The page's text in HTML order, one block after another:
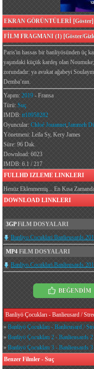
EKRAN GÖRÜNTÜLERİ [Göster]
FİLM FRAGMANI (1) [Göster/
Paris'in hassas bir banliyösünden üç
yaşındaki küçük kardeş olan
zorundadır: ya avukat ağabeyi
Demba’nın.
Yapım: 2019 - Fransa
Türü: Suç
IMDB: tt10958282
Oyuncular: Chloé Jouannet,Jammeh
Yönetmeni: Leïla Sy, Kery James
Süre: 96 Dak.
Download: 6023
IMDB: 6.1 / 217
FULLHD IZLEME LINKLERI
Henüz Eklenmemiş... En Kısa
DOWNLOAD LINKLERI
3GPFiLM DOSYALARI
MP4 FiLM DOSYALARI
BEĞENDİM
Banliyö Çocukları - Banlieusard /
» Banliyö Çocukları - Banlieusard /
» Banliyö Çocukları 2 - Banlieusards
» Banliyö Çocukları 3 - Banlieusards 3
Benzer Filmler - Suç